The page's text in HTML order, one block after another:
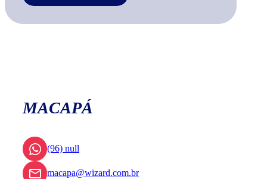
MACAPÁ
(96) null
macapa@wizard.com.br